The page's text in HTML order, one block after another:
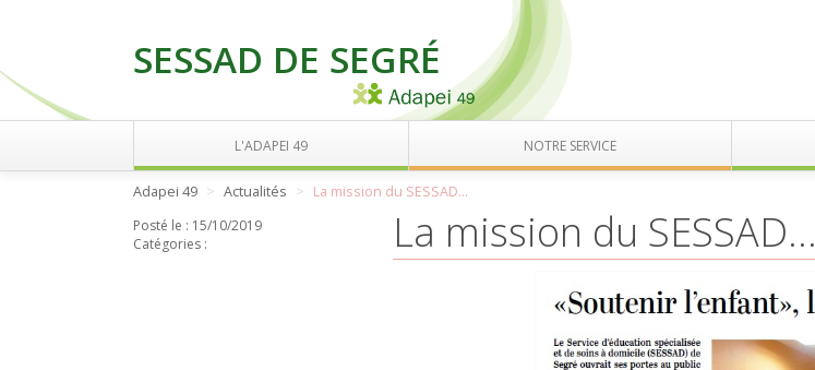
SESSAD DE SEGRÉ
L'ADAPEI 49 NOTRE SERVICE
Adapei 49 Actualités La mission du SESSAD...
Posté le : 15/10/2019
Catégories :
La mission du SESSAD...